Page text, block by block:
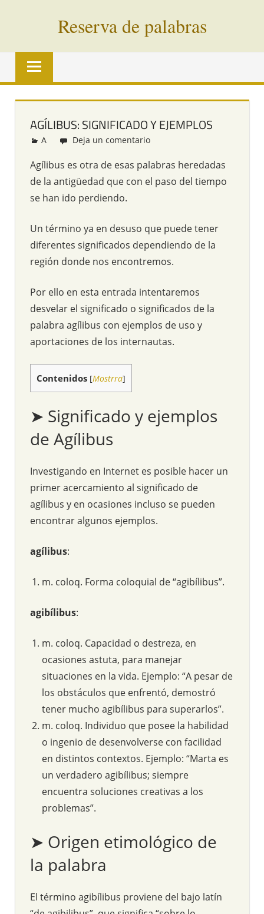
Reserva de palabras
Palabras
vías
todo
mundo
AGÍLIBUS: SIGNIFICADO Y EJEMPLOS
Redacción
A Deja un comentario
Agílibus es otra de esas palabras heredadas
de la antigüedad que con el paso del tiempo
se han ido perdiendo.
Un término ya en desuso que puede tener
diferentes significados dependiendo de la
región donde nos encontremos.
Por ello en esta entrada intentaremos
desvelar el significado o significados de la
palabra agílibus con ejemplos de uso y
aportaciones de los internautas.
Contenidos [Mostrra]
➤ Significado y ejemplos
de Agílibus
Investigando en Internet es posible hacer un
primer acercamiento al significado de
agílibus y en ocasiones incluso se pueden
encontrar algunos ejemplos.
agílibus:
m. coloq. Forma coloquial de “agibílibus”.
agibílibus:
m. coloq. Capacidad o destreza, en
ocasiones astuta, para manejar
situaciones en la vida. Ejemplo: “A pesar de
los obstáculos que enfrentó, demostró
tener mucho agibílibus para superarlos”.
m. coloq. Individuo que posee la habilidad
o ingenio de desenvolverse con facilidad
en distintos contextos. Ejemplo: “Marta es
un verdadero agibílibus; siempre
encuentra soluciones creativas a los
problemas”.
➤ Origen etimológico de
la palabra
El término agibílibus proviene del bajo latín